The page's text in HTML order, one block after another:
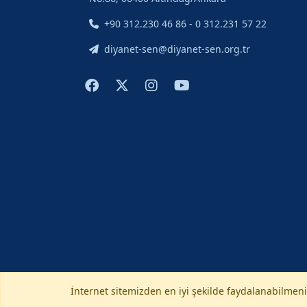
+90 312.230 46 86 - 0 312.231 57 22
diyanet-sen@diyanet-sen.org.tr
İnternet sitemizden en iyi şekilde